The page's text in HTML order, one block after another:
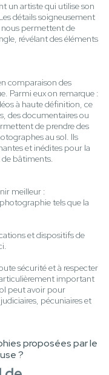
un artiste qui utilise son
détails soigneusement
permettent de
révélant des éléments
comparaison des
Parmi eux on remarque :
à haute définition, ce
des documentaires ou
de prendre des
au sol. Ils
et inédites pour la
bâtiments.
meilleur :
tels que la
et dispositifs de
sécurité et à respecter
important
peut avoir pour
pécuniaires et
proposées par le
?